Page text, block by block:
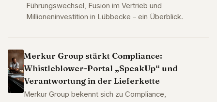
Führungswechsel, Fusion im Vertrieb und
Millioneninvestition in Lübbecke – ein Überblick.
Merkur Group stärkt Compliance:
Whistleblower-Portal „SpeakUp“ und
Verantwortung in der Lieferkette
Merkur Group bekennt sich zu Compliance,